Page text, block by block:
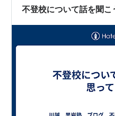
不登校について話を聞こ